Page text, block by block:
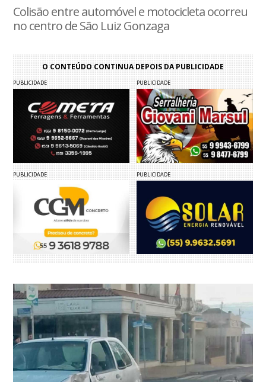
Colisão entre automóvel e motocicleta ocorreu
no centro de São Luiz Gonzaga
O CONTEÚDO CONTINUA DEPOIS DA PUBLICIDADE
PUBLICIDADE PUBLICIDADE
PUBLICIDADE PUBLICIDADE